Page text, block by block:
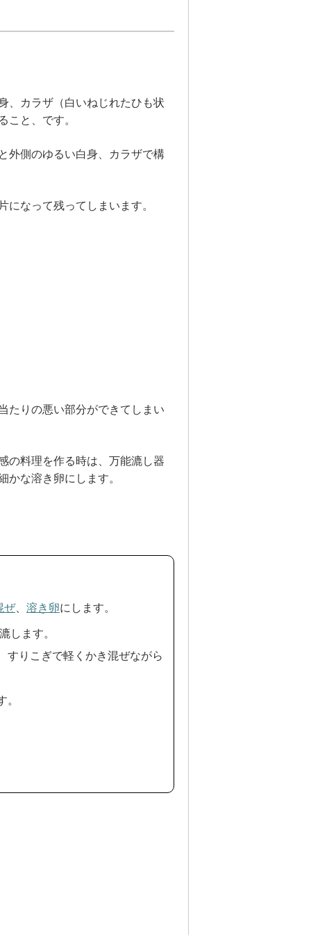
、カラザ（白いねじれたひも状
こと、です。
外側のゆるい白身、カラザで構
なって残ってしまいます。
たりの悪い部分ができてしまい
の料理を作る時は、万能漉し器
かな溶き卵にします。
ぜ、 溶き卵にします。
します。
すりこぎで軽くかき混ぜながら
。